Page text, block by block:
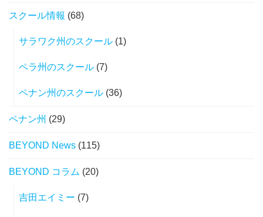
スクール情報 (68)
サラワク州のスクール (1)
ペラ州のスクール (7)
ペナン州のスクール (36)
ペナン州 (29)
BEYOND News (115)
BEYOND コラム (20)
吉田エイミー (7)